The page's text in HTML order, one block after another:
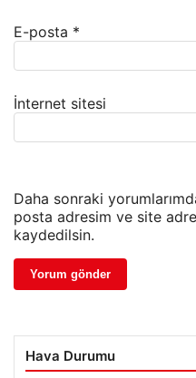
E-posta *
İnternet sitesi
Daha sonraki
posta adresim ve site
kaydedilsin.
Hava Durumu